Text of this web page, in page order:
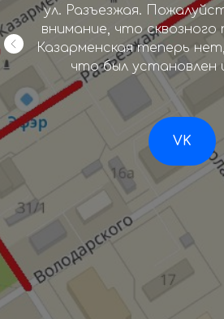
ул. Разъезжая.
внимание, что сквозного
Казарменская теперь
что был установлен
VK